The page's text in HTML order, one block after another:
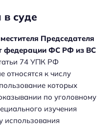
суде
Председателя
федерации ФС РФ из ВС
74 УПК РФ
относятся к числу
которых
по уголовному
изучения
использования